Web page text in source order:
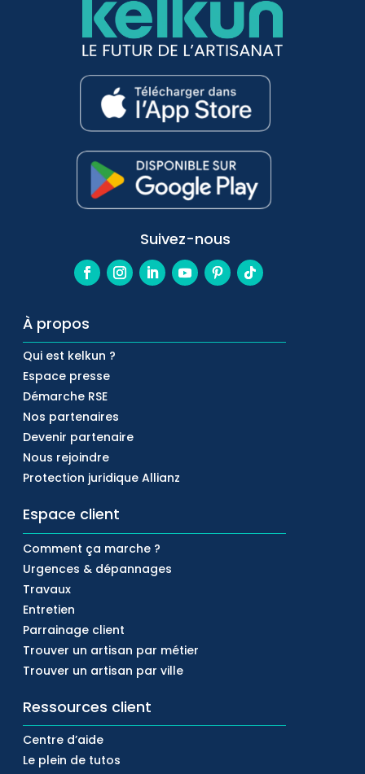
Suivez-nous
À propos
Qui est kelkun ?
Espace presse
Démarche RSE
Nos partenaires
Devenir partenaire
Nous rejoindre
Protection juridique Allianz
Espace client
Comment ça marche ?
Urgences & dépannages
Travaux
Entretien
Parrainage client
Trouver un artisan par métier
Trouver un artisan par ville
Ressources client
Centre d’aide
Le plein de tutos